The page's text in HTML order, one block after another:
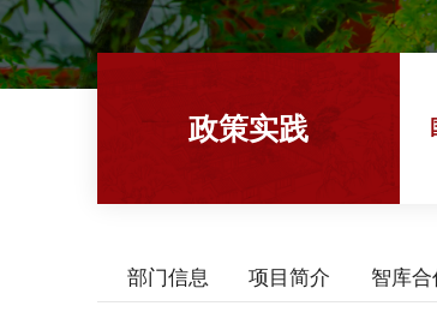
政策实践
部门信息 项目简介 智库合